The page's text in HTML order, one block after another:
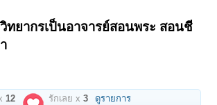
ทยากรเป็นอาจารย์สอนพระ สอนชี
12 รักเลย x3 ดูรายการ